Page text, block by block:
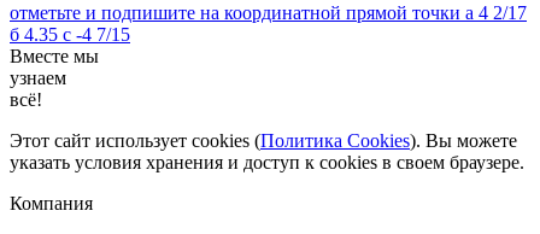
отметьте и подпишите на координатной прямой точки а 4 2/17
б 4.35 с -4 7/15
Вместе мы
узнаем
всё!
Этот сайт использует cookies (Политика Cookies). Вы можете
указать условия хранения и доступ к cookies в своем браузере.
Компания